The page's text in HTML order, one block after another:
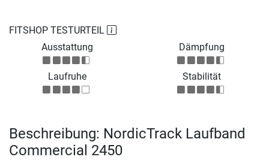
FITSHOP TESTURTEIL
Ausstattung
Dämpfung
Laufruhe Stabilität
Beschreibung: NordicTrack Laufband
Commercial 2450